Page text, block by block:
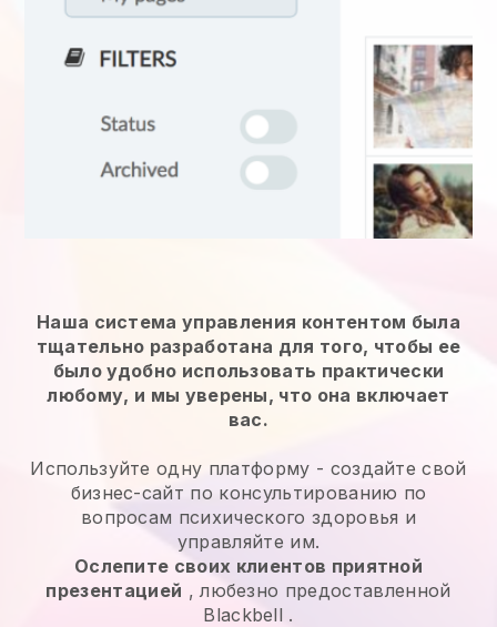
Наша система управления контентом была
тщательно разработана для того, чтобы ее
было удобно использовать практически
любому, и мы уверены, что она включает
вас.
Используйте одну платформу - создайте свой
бизнес-сайт по консультированию по
вопросам психического здоровья и
управляйте им.
Ослепите своих клиентов приятной
презентацией , любезно предоставленной
Blackbell .